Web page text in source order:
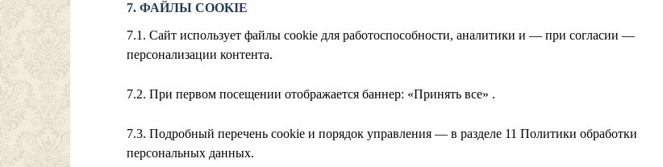
7. ФАЙЛЫ COOKIE
7.1. Сайт использует файлы cookie для работоспособности, аналитики и — при согласии —
персонализации контента.
7.2. При первом посещении отображается баннер: «Принять все» .
7.3. Подробный перечень cookie и порядок управления — в разделе 11 Политики обработки
персональных данных.